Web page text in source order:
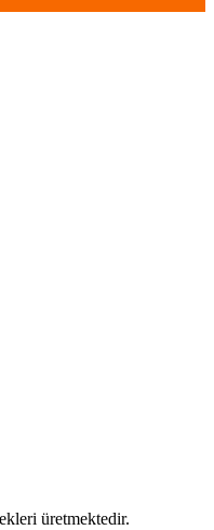
üretmektedir.